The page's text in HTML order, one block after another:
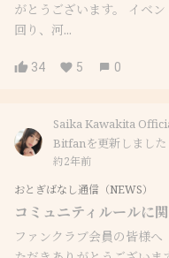
がとうございます。 イベ
回り、河...
34 5 0
Saika Kawakita
Bitfanを更新しました
約2年前
おとぎばなし通信（NEWS）
コミュニティルールに
ファンクラブ会員の皆様